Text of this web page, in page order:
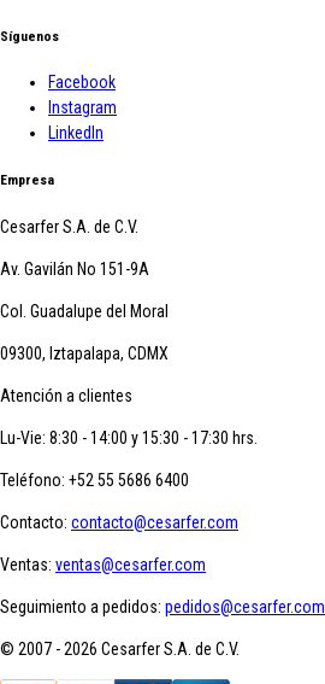
Síguenos
Facebook
Instagram
LinkedIn
Empresa
Cesarfer S.A. de C.V.
Av. Gavilán No 151-9A
Col. Guadalupe del Moral
09300, Iztapalapa, CDMX
Atención a clientes
Lu-Vie: 8:30 - 14:00 y 15:30 - 17:30 hrs.
Teléfono: +52 55 5686 6400
Contacto: contacto@cesarfer.com
Ventas: ventas@cesarfer.com
Seguimiento a pedidos: pedidos@cesarfer.com
© 2007 - 2026 Cesarfer S.A. de C.V.